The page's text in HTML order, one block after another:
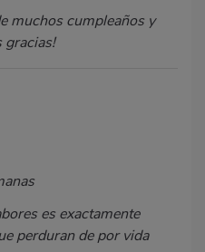
muchos cumpleaños y
gracias!
es exactamente
perduran de por vida